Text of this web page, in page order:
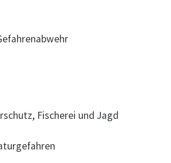
Fischerei und Jagd